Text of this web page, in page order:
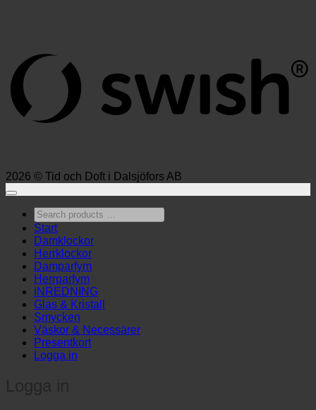
2026 © Tid och Doft i Dalsjöfors AB
Search
products
…
Start
Damklockor
Herrklockor
Damparfym
Herrparfym
INREDNING
Glas & Kristall
Smycken
Väskor & Necessärer
Presentkort
Logga in